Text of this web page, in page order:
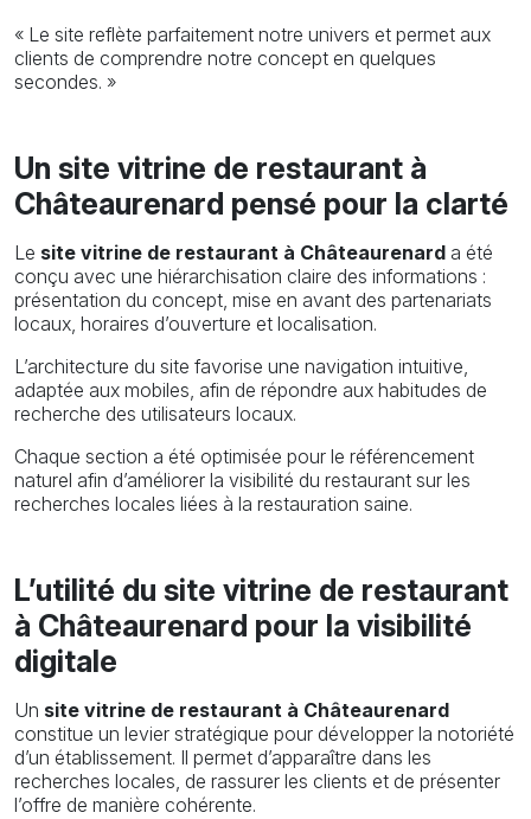
« Le site reflète parfaitement notre univers et permet aux
clients de comprendre notre concept en quelques
secondes. »
Un site vitrine de restaurant à
Châteaurenard pensé pour la clarté
Le site vitrine de restaurant à Châteaurenard a été
conçu avec une hiérarchisation claire des informations :
présentation du concept, mise en avant des partenariats
locaux, horaires d’ouverture et localisation.
L’architecture du site favorise une navigation intuitive,
adaptée aux mobiles, afin de répondre aux habitudes de
recherche des utilisateurs locaux.
Chaque section a été optimisée pour le référencement
naturel afin d’améliorer la visibilité du restaurant sur les
recherches locales liées à la restauration saine.
L’utilité du site vitrine de restaurant
à Châteaurenard pour la visibilité
digitale
Un site vitrine de restaurant à Châteaurenard
constitue un levier stratégique pour développer la notoriété
d’un établissement. Il permet d’apparaître dans les
recherches locales, de rassurer les clients et de présenter
l’offre de manière cohérente.